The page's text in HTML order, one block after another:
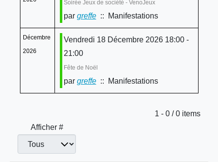
Soirée Jeux de société - VenoJeux
par greffe:: Manifestations
Décembre
2026
Vendredi 18 Décembre 2026 18:00 -
21:00
Fête de Noël
par greffe:: Manifestations
Limite de la pagination
1 - 0 / 0 items
Afficher #